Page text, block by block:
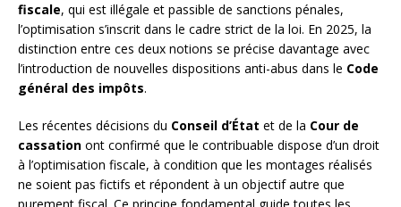
fiscale, qui est illégale et passible de sanctions pénales,
l’optimisation s’inscrit dans le cadre strict de la loi. En 2025, la
distinction entre ces deux notions se précise davantage avec
l’introduction de nouvelles dispositions anti-abus dans le Code
général des impôts.
Les récentes décisions du Conseil d’État et de la Cour de
cassation ont confirmé que le contribuable dispose d’un droit
à l’optimisation fiscale, à condition que les montages réalisés
ne soient pas fictifs et répondent à un objectif autre que